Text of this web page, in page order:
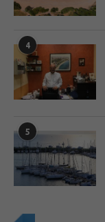
4
5